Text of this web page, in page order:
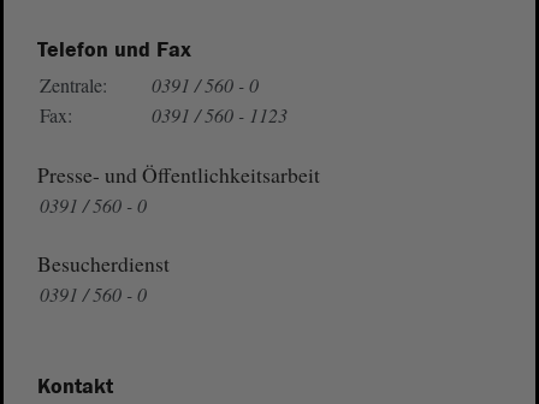
Telefon und Fax
Zentrale:
0391 / 560 - 0
Fax:
0391 / 560 - 1123
Presse- und Öffentlichkeitsarbeit
0391 / 560 - 0
Besucherdienst
0391 / 560 - 0
Kontakt